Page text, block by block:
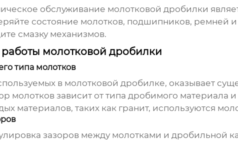
обслуживание молотковой дробилки
состояние молотков, подшипников, ремней
смазку механизмов.
молотковой дробилки
типа молотков
в молотковой дробилке, оказывает
молотков зависит от типа дробимого материала
материалов, таких как гранит, используются
зазоров между молотками и дробильной